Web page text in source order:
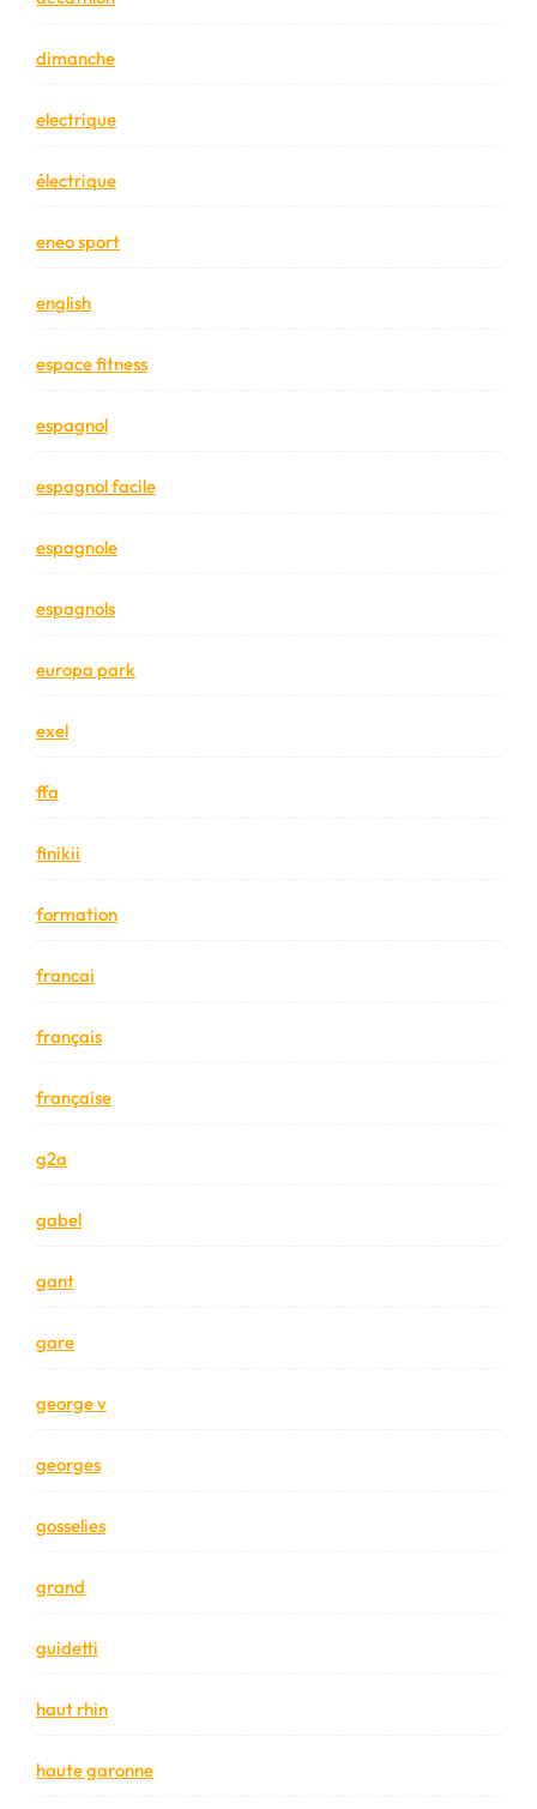
dimanche
electrique
électrique
eneo sport
english
espace fitness
espagnol
espagnol facile
espagnole
espagnols
europa park
exel
ffa
finikii
formation
francai
français
française
g2a
gabel
gant
gare
george v
georges
gosselies
grand
guidetti
haut rhin
haute garonne